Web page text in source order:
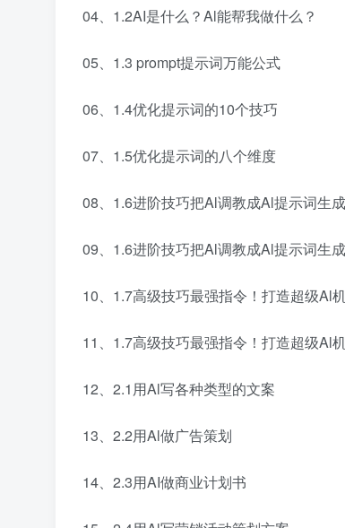
04、1.2AI是什么？Al能帮我做什么？
05、1.3 prompt提示词万能公式
06、1.4优化提示词的10个技巧
07、1.5优化提示词的八个维度
08、1.6进阶技巧把Al调教成Al提示词生成
09、1.6进阶技巧把Al调教成Al提示词生成
10、1.7高级技巧最强指令！打造超级Al
11、1.7高级技巧最强指令！打造超级Al
12、2.1用Al写各种类型的文案
13、2.2用Al做广告策划
14、2.3用AI做商业计划书